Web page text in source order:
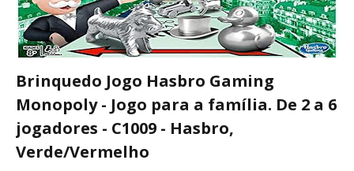
Brinquedo Jogo Hasbro Gaming
Monopoly - Jogo para a família. De 2 a 6
jogadores - C1009 - Hasbro,
Verde/Vermelho